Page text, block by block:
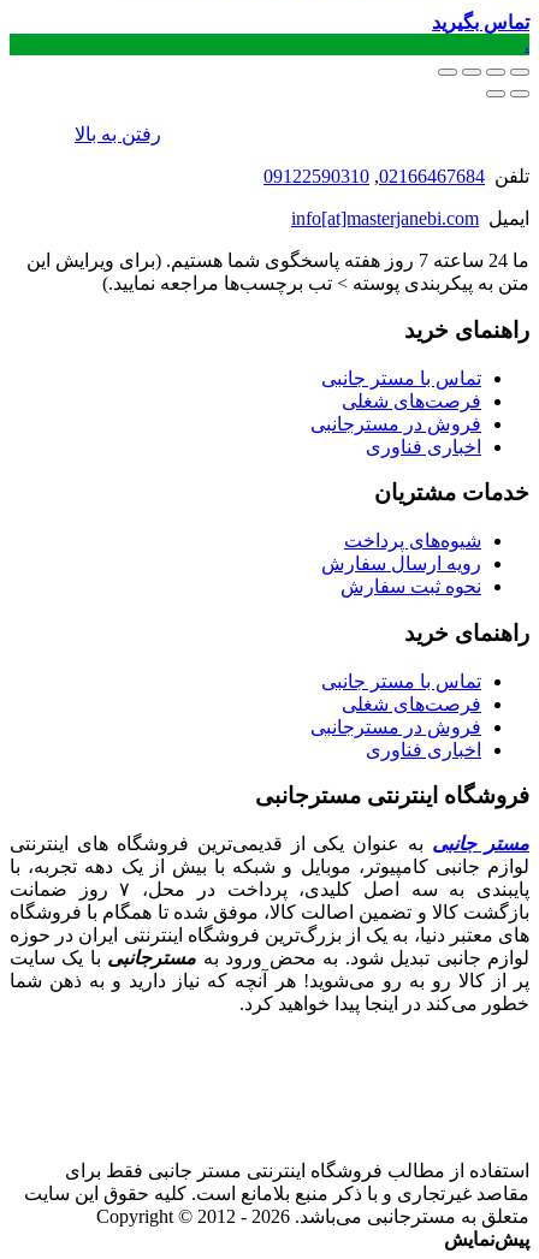
تماس بگیرید
.
رفتن به بالا
تلفن 02166467684
,
09122590310
ایمیل info[at]masterjanebi.com
ما 24 ساعته 7 روز هفته پاسخگوی شما هستیم. (برای ویرایش این
متن به پیکربندی پوسته > تب برچسب‌ها مراجعه نمایید.)
راهنمای خرید
تماس با مستر جانبی
فرصت‌های شغلی
فروش در مسترجانبی
اخباری فناوری
خدمات مشتریان
شیوه‌های پرداخت
رویه ارسال سفارش
نحوه ثبت سفارش
راهنمای خرید
تماس با مستر جانبی
فرصت‌های شغلی
فروش در مسترجانبی
اخباری فناوری
فروشگاه اینترنتی مسترجانبی
مستر جانبی به عنوان یکی از قدیمی‌ترین فروشگاه های اینترنتی
لوازم جانبی کامپیوتر، موبایل و شبکه با بیش از یک دهه تجربه، با
پایبندی به سه اصل کلیدی، پرداخت در محل، ۷ روز ضمانت
بازگشت کالا و تضمین اصالت کالا، موفق شده تا همگام با فروشگاه‌
های معتبر دنیا، به یک از بزرگ‌ترین فروشگاه اینترنتی ایران در حوزه
لوازم جانبی تبدیل شود. به محض ورود به مسترجانبی با یک سایت
پر از کالا رو به رو می‌شوید! هر آنچه که نیاز دارید و به ذهن شما
خطور می‌کند در اینجا پیدا خواهید کرد.
استفاده از مطالب فروشگاه اینترنتی مستر جانبی فقط برای
مقاصد غیرتجاری و با ذکر منبع بلامانع است. کلیه حقوق این سایت
متعلق به مسترجانبی می‌باشد. Copyright © 2012 - 2026
پیش‌نمایش